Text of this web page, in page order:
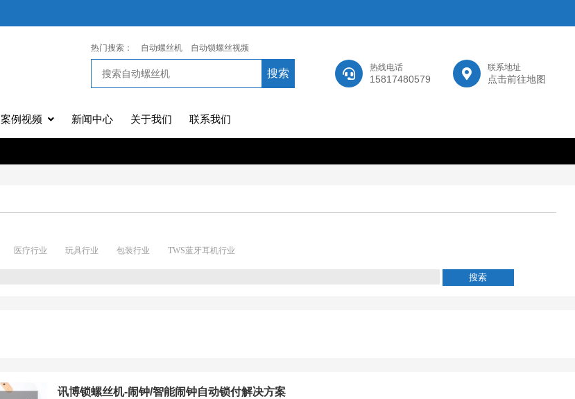
热线电话
15817480579
联系地址
点击前往地图
热门搜索： 自动螺丝机 自动锁螺丝视频
案例视频 新闻中心 关于我们 联系我们
医疗行业 玩具行业 包装行业 TWS蓝牙耳机行业
讯博锁螺丝机-闹钟/智能闹钟自动锁付解决方案